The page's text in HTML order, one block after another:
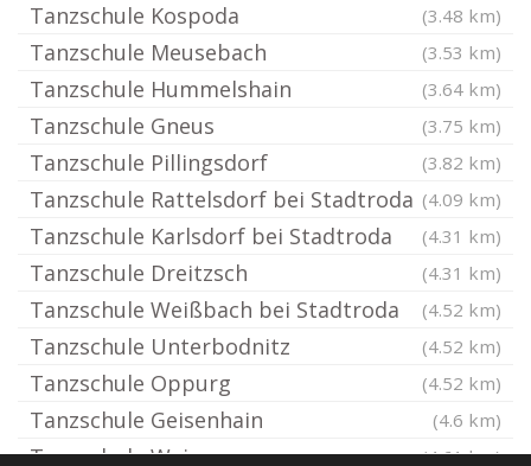
Tanzschule Kospoda (3.48 km)
Tanzschule Meusebach (3.53 km)
Tanzschule Hummelshain (3.64 km)
Tanzschule Gneus (3.75 km)
Tanzschule Pillingsdorf (3.82 km)
Tanzschule Rattelsdorf bei Stadtroda (4.09 km)
Tanzschule Karlsdorf bei Stadtroda (4.31 km)
Tanzschule Dreitzsch (4.31 km)
Tanzschule Weißbach bei Stadtroda (4.52 km)
Tanzschule Unterbodnitz (4.52 km)
Tanzschule Oppurg (4.52 km)
Tanzschule Geisenhain (4.6 km)
Tanzschule Weira (4.61 km)